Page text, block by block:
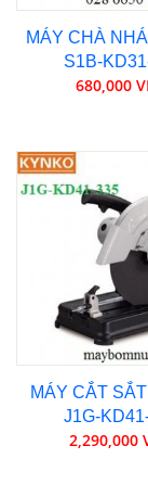
MÁY CHÀ
S1B-
680,000
MÁY CẮT
J1G-
2,290,000